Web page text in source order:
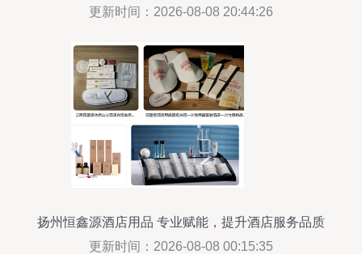
式无忧体验
更新时间：2026-08-08 20:44:26
扬州恒鑫源酒店用品 专业赋能，提升酒店服务品质
更新时间：2026-08-08 00:15:35